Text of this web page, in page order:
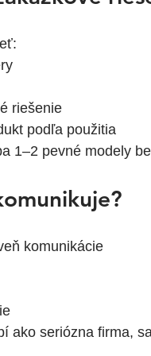
riešenie
podľa použitia
1–2 pevné modely
komunikácie
ako seriózna firma,